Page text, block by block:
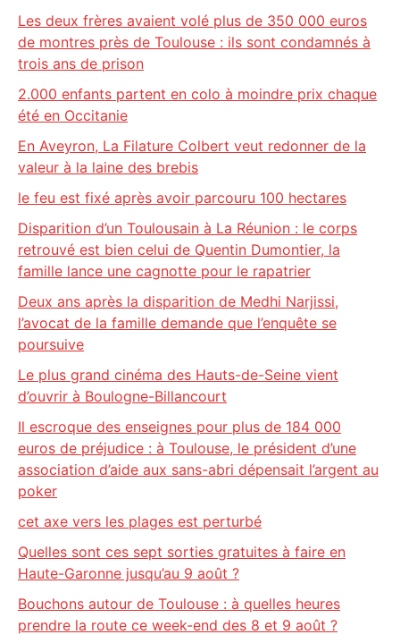
Les deux frères avaient volé plus de 350 000 euros
de montres près de Toulouse : ils sont condamnés à
trois ans de prison
2.000 enfants partent en colo à moindre prix chaque
été en Occitanie
En Aveyron, La Filature Colbert veut redonner de la
valeur à la laine des brebis
le feu est fixé après avoir parcouru 100 hectares
Disparition d’un Toulousain à La Réunion : le corps
retrouvé est bien celui de Quentin Dumontier, la
famille lance une cagnotte pour le rapatrier
Deux ans après la disparition de Medhi Narjissi,
l’avocat de la famille demande que l’enquête se
poursuive
Le plus grand cinéma des Hauts-de-Seine vient
d’ouvrir à Boulogne-Billancourt
Il escroque des enseignes pour plus de 184 000
euros de préjudice : à Toulouse, le président d’une
association d’aide aux sans-abri dépensait l’argent au
poker
cet axe vers les plages est perturbé
Quelles sont ces sept sorties gratuites à faire en
Haute-Garonne jusqu’au 9 août ?
Bouchons autour de Toulouse : à quelles heures
prendre la route ce week-end des 8 et 9 août ?